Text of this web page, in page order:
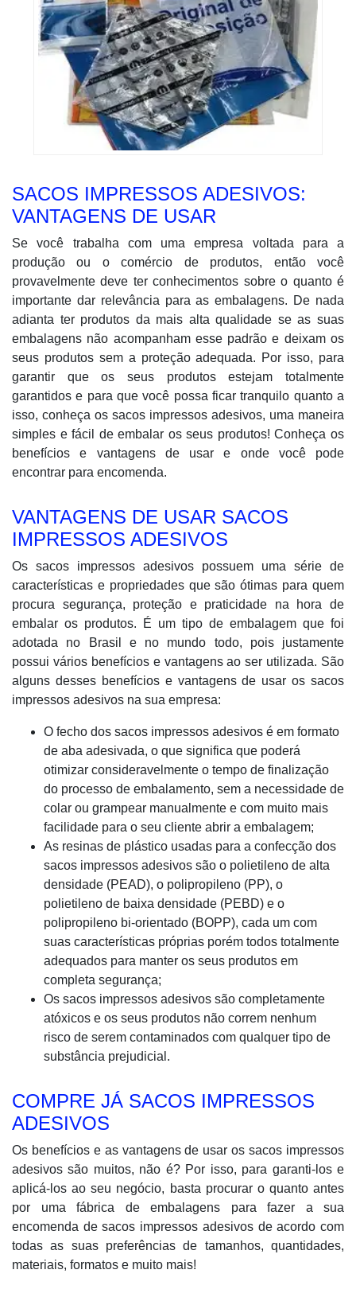
SACOS IMPRESSOS ADESIVOS:
VANTAGENS DE USAR
Se você trabalha com uma empresa voltada para a
produção ou o comércio de produtos, então você
provavelmente deve ter conhecimentos sobre o quanto é
importante dar relevância para as embalagens. De nada
adianta ter produtos da mais alta qualidade se as suas
embalagens não acompanham esse padrão e deixam os
seus produtos sem a proteção adequada. Por isso, para
garantir que os seus produtos estejam totalmente
garantidos e para que você possa ficar tranquilo quanto a
isso, conheça os sacos impressos adesivos, uma maneira
simples e fácil de embalar os seus produtos! Conheça os
benefícios e vantagens de usar e onde você pode
encontrar para encomenda.
VANTAGENS DE USAR SACOS
IMPRESSOS ADESIVOS
Os sacos impressos adesivos possuem uma série de
características e propriedades que são ótimas para quem
procura segurança, proteção e praticidade na hora de
embalar os produtos. É um tipo de embalagem que foi
adotada no Brasil e no mundo todo, pois justamente
possui vários benefícios e vantagens ao ser utilizada. São
alguns desses benefícios e vantagens de usar os sacos
impressos adesivos na sua empresa:
O fecho dos sacos impressos adesivos é em formato
de aba adesivada, o que significa que poderá
otimizar consideravelmente o tempo de finalização
do processo de embalamento, sem a necessidade de
colar ou grampear manualmente e com muito mais
facilidade para o seu cliente abrir a embalagem;
As resinas de plástico usadas para a confecção dos
sacos impressos adesivos são o polietileno de alta
densidade (PEAD), o polipropileno (PP), o
polietileno de baixa densidade (PEBD) e o
polipropileno bi-orientado (BOPP), cada um com
suas características próprias porém todos totalmente
adequados para manter os seus produtos em
completa segurança;
Os sacos impressos adesivos são completamente
atóxicos e os seus produtos não correm nenhum
risco de serem contaminados com qualquer tipo de
substância prejudicial.
COMPRE JÁ SACOS IMPRESSOS
ADESIVOS
Os benefícios e as vantagens de usar os sacos impressos
adesivos são muitos, não é? Por isso, para garanti-los e
aplicá-los ao seu negócio, basta procurar o quanto antes
por uma fábrica de embalagens para fazer a sua
encomenda de sacos impressos adesivos de acordo com
todas as suas preferências de tamanhos, quantidades,
materiais, formatos e muito mais!